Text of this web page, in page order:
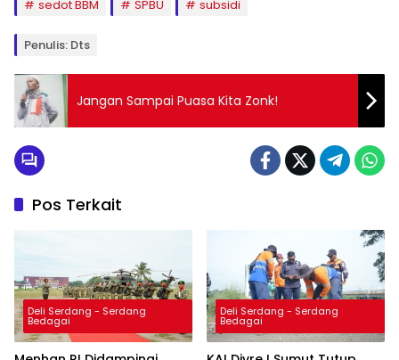
sedot BBM
SPBU subsidi
Penulis: Dts
Jangan Sampai Puasa Kita Zonk!
Pos Terkait
Deli Serdang - Serdang
Bedagai
Deli Serdang - Serdang
Bedagai